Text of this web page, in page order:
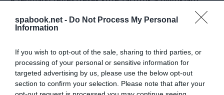
spabook.net - Do Not Process My Personal
Information
If you wish to opt-out of the sale, sharing to third parties, or
processing of your personal or sensitive information for
targeted advertising by us, please use the below opt-out
section to confirm your selection. Please note that after your
konzoljának telepítése, amelynek segítségével a vár
ismét a késő gótika jegyeit idézi majd.
OLVASS TOVÁBB